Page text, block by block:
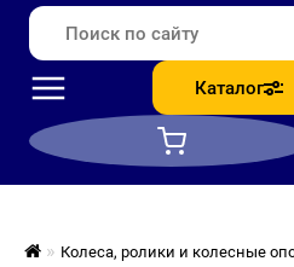
Каталог
Колеса, ролики и колесные